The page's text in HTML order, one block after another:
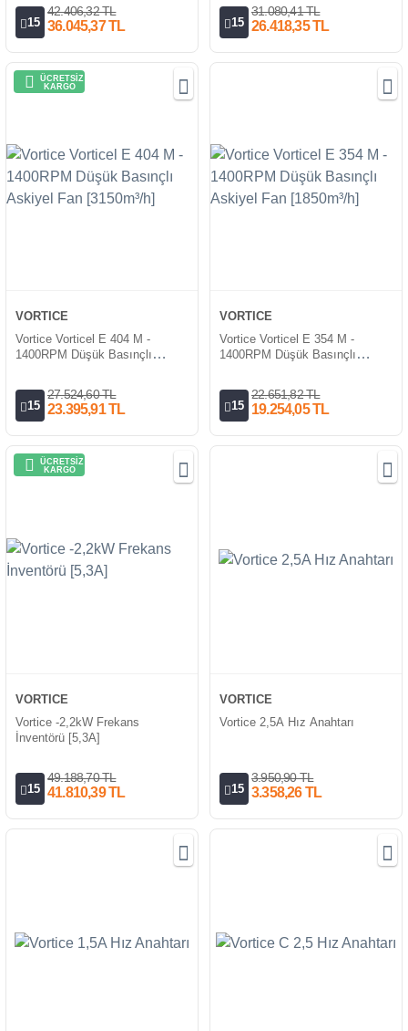
15
42.406,32 TL
36.045,37 TL 15
31.080,41 TL
26.418,35 TL
ÜCRETSİZ
KARGO
VORTICE
Vortice Vorticel E 404 M -
1400RPM Düşük Basınçlı
15
27.524,60 TL
23.395,91 TL
VORTICE
Vortice Vorticel E 354 M -
1400RPM Düşük Basınçlı
15
22.651,82 TL
19.254,05 TL
ÜCRETSİZ
KARGO
VORTICE
Vortice -2,2kW Frekans
İnventörü [5,3A]
15
49.188,70 TL
41.810,39 TL
VORTICE
Vortice 2,5A Hız Anahtarı
15
3.950,90 TL
3.358,26 TL